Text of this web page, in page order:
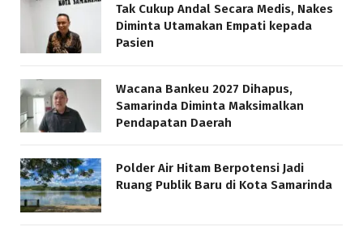
Tak Cukup Andal Secara Medis, Nakes
Diminta Utamakan Empati kepada
Pasien
Wacana Bankeu 2027 Dihapus,
Samarinda Diminta Maksimalkan
Pendapatan Daerah
Polder Air Hitam Berpotensi Jadi
Ruang Publik Baru di Kota Samarinda